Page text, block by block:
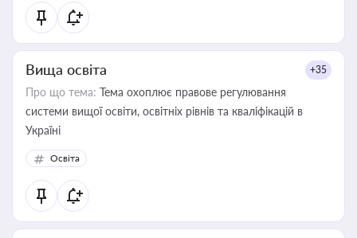
Вища освіта +35
Про що тема: Тема охоплює правове регулювання
системи вищої освіти, освітніх рівнів та кваліфікацій в
Україні
Освіта